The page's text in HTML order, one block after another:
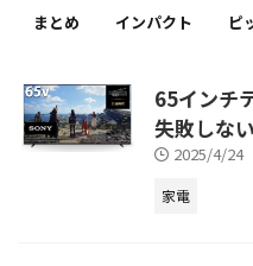
まとめ インパクト ピ
65インチ
失敗しな
2025/4/24
家電